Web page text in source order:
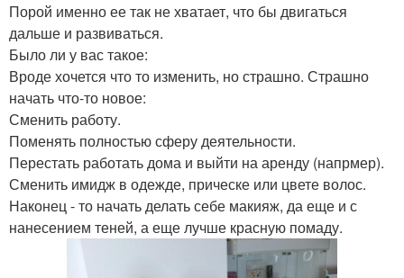
Порой именно ее так не хватает, что бы двигаться
дальше и развиваться.
Было ли у вас такое:
Вроде хочется что то изменить, но страшно. Страшно
начать что-то новое:
Сменить работу.
Поменять полностью сферу деятельности.
Перестать работать дома и выйти на аренду (напрмер).
Сменить имидж в одежде, прическе или цвете волос.
Наконец - то начать делать себе макияж, да еще и с
нанесением теней, а еще лучше красную помаду.